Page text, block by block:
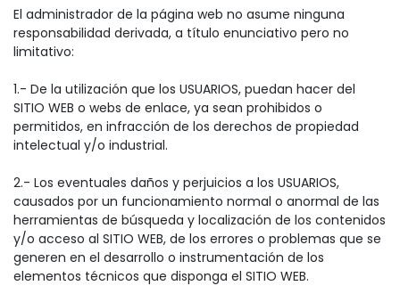
El administrador de la página web no asume ninguna
responsabilidad derivada, a título enunciativo pero no
limitativo:
1.- De la utilización que los USUARIOS, puedan hacer del
SITIO WEB o webs de enlace, ya sean prohibidos o
permitidos, en infracción de los derechos de propiedad
intelectual y/o industrial.
2.- Los eventuales daños y perjuicios a los USUARIOS,
causados por un funcionamiento normal o anormal de las
herramientas de búsqueda y localización de los contenidos
y/o acceso al SITIO WEB, de los errores o problemas que se
generen en el desarrollo o instrumentación de los
elementos técnicos que disponga el SITIO WEB.